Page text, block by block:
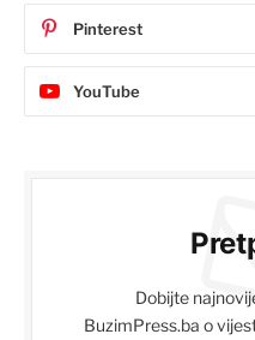
Pinterest
YouTube
Dobijte
BuzimPress.ba o